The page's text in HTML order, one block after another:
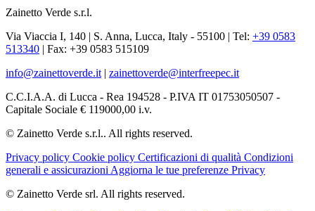
Zainetto Verde s.r.l.
Via Viaccia I, 140 | S. Anna, Lucca, Italy - 55100 | Tel: +39 0583
513340 | Fax: +39 0583 515109
info@zainettoverde.it | zainettoverde@interfreepec.it
C.C.I.A.A. di Lucca - Rea 194528 - P.IVA IT 01753050507 -
Capitale Sociale € 119000,00 i.v.
© Zainetto Verde s.r.l.. All rights reserved.
Privacy policy Cookie policy Certificazioni di qualità Condizioni
generali e assicurazioni Aggiorna le tue preferenze Privacy
© Zainetto Verde srl. All rights reserved.